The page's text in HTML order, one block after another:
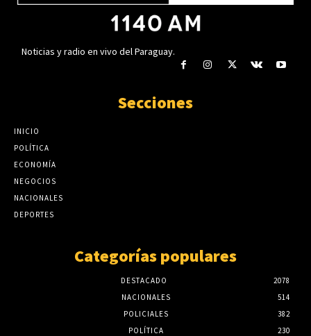
Noticias y radio en vivo del Paraguay.
Secciones
INICIO
POLÍTICA
ECONOMÍA
NEGOCIOS
NACIONALES
DEPORTES
Categorías populares
DESTACADO
2078
NACIONALES
514
POLICIALES
382
POLÍTICA
230